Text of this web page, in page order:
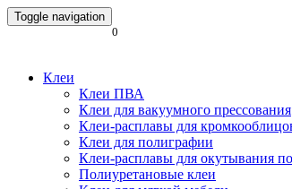
Toggle navigation
0
Клеи
Клеи ПВА
Клеи для вакуумного прессования
Клеи-расплавы для
Клеи для полиграфии
Клеи-расплавы для окутывания
Полиуретановые клеи